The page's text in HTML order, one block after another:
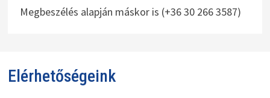
Megbeszélés alapján máskor is (+36 30 266 3587)
Elérhetőségeink